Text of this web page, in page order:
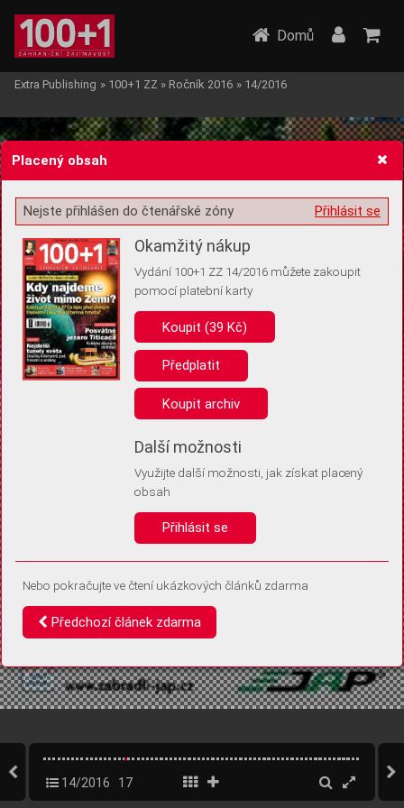
Žádost o souhlas s ukládáním volitelných informací
Pro základní fungování webu nepotřebujeme ukládat žádné informace
(tzv. cookies apod.). Rádi bychom vás ale požádali o souhlas s
uložením volitelných informací:
Anonymní unikátní ID
Díky němu příště poznáme, že se jedná o stejné zařízení, a
Identifikátor je zcela anonymní.
Vaše souhlasy a odmítnutí si ukládáme do vašeho zařízení, abychom se
vás už příště znovu neptali. Můžete je kdykoli později upravit ve Správě
Domů
Extra Publishing » 100+1 ZZ » Ročník 2016 » 14/2016
14/2016 17
Placený obsah
Přihlásit se
Nejste přihlášen do čtenářské zóny
Okamžitý nákup
Vydání 100+1 ZZ 14/2016 můžete zakoupit
pomocí platební karty
Koupit (39 Kč)
Předplatit
Koupit archiv
Další možnosti
Využijte další možnosti, jak získat placený
obsah
Přihlásit se
Nebo pokračujte ve čtení ukázkových článků zdarma
Předchozí článek zdarma